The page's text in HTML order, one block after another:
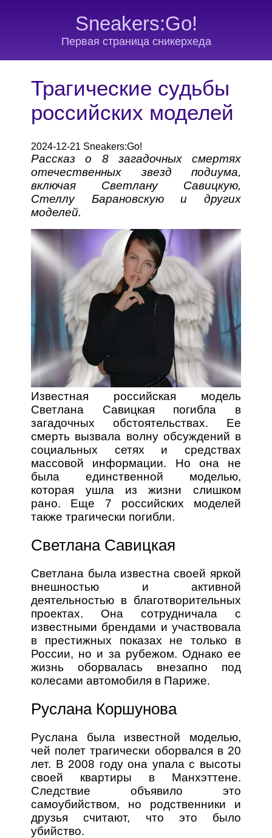
Sneakers:Go!
Первая страница сникерхеда
Трагические судьбы
российских моделей
2024-12-21 Sneakers:Go!
Рассказ о 8 загадочных смертях
отечественных звезд подиума,
включая Светлану Савицкую,
Стеллу Барановскую и других
моделей.
Известная российская модель
Светлана Савицкая погибла в
загадочных обстоятельствах. Ее
смерть вызвала волну обсуждений в
социальных сетях и средствах
массовой информации. Но она не
была единственной моделью,
которая ушла из жизни слишком
рано. Еще 7 российских моделей
также трагически погибли.
Светлана Савицкая
Светлана была известна своей яркой
внешностью и активной
деятельностью в благотворительных
проектах. Она сотрудничала с
известными брендами и участвовала
в престижных показах не только в
России, но и за рубежом. Однако ее
жизнь оборвалась внезапно под
колесами автомобиля в Париже.
Руслана Коршунова
Руслана была известной моделью,
чей полет трагически оборвался в 20
лет. В 2008 году она упала с высоты
своей квартиры в Манхэттене.
Следствие объявило это
самоубийством, но родственники и
друзья считают, что это было
убийство.